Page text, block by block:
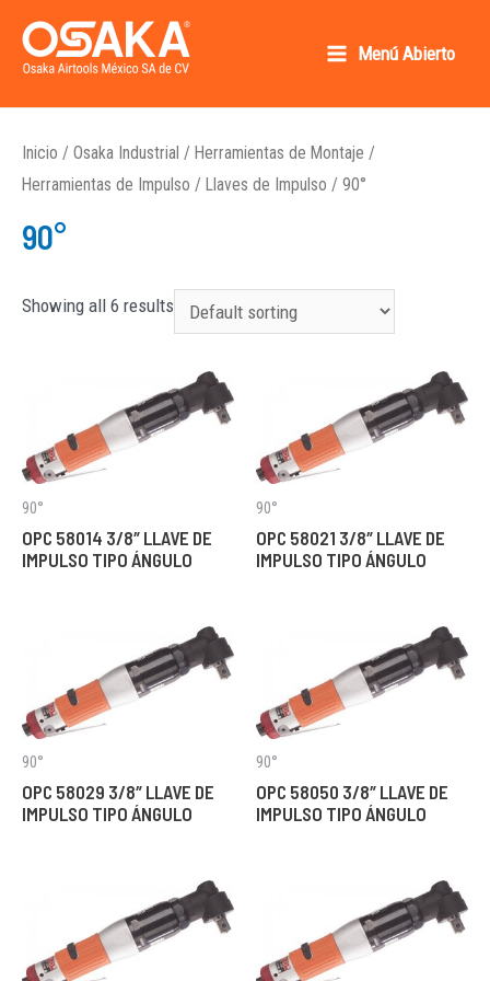
Menú Abierto
Inicio / Osaka Industrial / Herramientas de Montaje /
Herramientas de Impulso / Llaves de Impulso / 90°
90°
Showing all 6 results
90°
OPC 58014 3/8″ LLAVE DE
IMPULSO TIPO ÁNGULO
90°
OPC 58021 3/8″ LLAVE DE
IMPULSO TIPO ÁNGULO
90°
OPC 58029 3/8″ LLAVE DE
IMPULSO TIPO ÁNGULO
90°
OPC 58050 3/8″ LLAVE DE
IMPULSO TIPO ÁNGULO